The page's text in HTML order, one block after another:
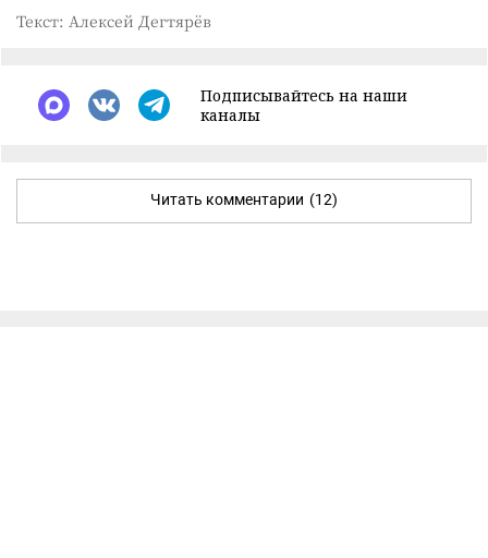
Текст: Алексей Дегтярёв
Подписывайтесь на наши
каналы
Читать комментарии (12)